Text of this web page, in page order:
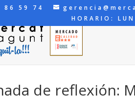
86 59 74
HORARIO:
de reflexión: